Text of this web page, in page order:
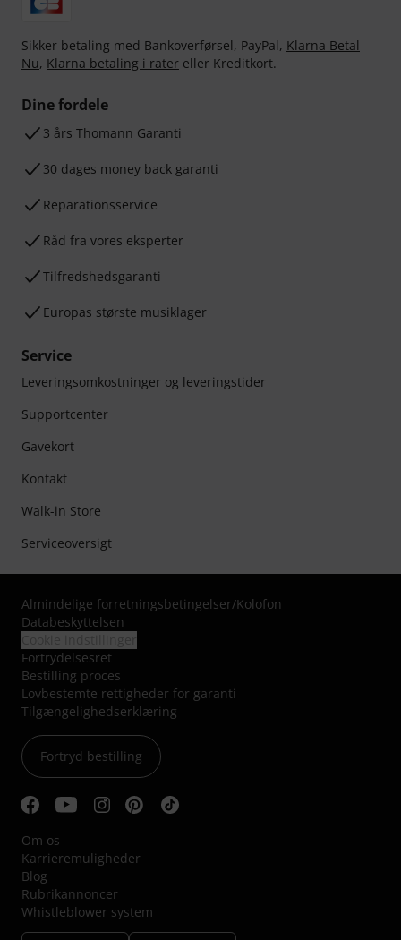
Sikker betaling med Bankoverførsel, PayPal, Klarna Betal
Nu, Klarna betaling i rater eller Kreditkort.
Dine fordele
3 års Thomann Garanti
30 dages money back garanti
Reparationsservice
Råd fra vores eksperter
Tilfredshedsgaranti
Europas største musiklager
Service
Leveringsomkostninger og leveringstider
Supportcenter
Gavekort
Kontakt
Walk-in Store
Serviceoversigt
Almindelige forretningsbetingelser/Kolofon
Databeskyttelsen
Fortrydelsesret
Bestilling proces
Lovbestemte rettigheder for garanti
Tilgængelighedserklæring
Fortryd bestilling
Om os
Karrieremuligheder
Blog
Rubrikannoncer
Whistleblower system